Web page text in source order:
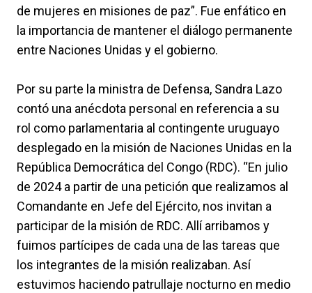
de mujeres en misiones de paz”. Fue enfático en
la importancia de mantener el diálogo permanente
entre Naciones Unidas y el gobierno.
Por su parte la ministra de Defensa, Sandra Lazo
contó una anécdota personal en referencia a su
rol como parlamentaria al contingente uruguayo
desplegado en la misión de Naciones Unidas en la
República Democrática del Congo (RDC). “En julio
de 2024 a partir de una petición que realizamos al
Comandante en Jefe del Ejército, nos invitan a
participar de la misión de RDC. Allí arribamos y
fuimos partícipes de cada una de las tareas que
los integrantes de la misión realizaban. Así
estuvimos haciendo patrullaje nocturno en medio